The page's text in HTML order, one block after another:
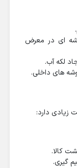
ای در معرض
لکه آب.
های داخلی.
زیادی دارد:
کالا.
گیری.